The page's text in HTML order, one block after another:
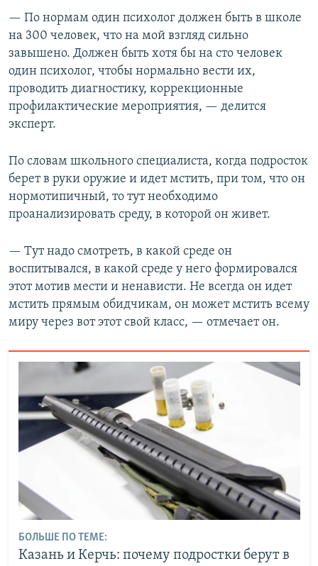
— По нормам один психолог должен быть в школе
на 300 человек, что на мой взгляд сильно
завышено. Должен быть хотя бы на сто человек
один психолог, чтобы нормально вести их,
проводить диагностику, коррекционные
профилактические мероприятия, — делится
эксперт.
По словам школьного специалиста, когда подросток
берет в руки оружие и идет мстить, при том, что он
нормотипичный, то тут необходимо
проанализировать среду, в которой он живет.
— Тут надо смотреть, в какой среде он
воспитывался, в какой среде у него формировался
этот мотив мести и ненависти. Не всегда он идет
мстить прямым обидчикам, он может мстить всему
миру через вот этот свой класс, — отмечает он.
БОЛЬШЕ ПО ТЕМЕ:
Казань и Керчь: почему подростки берут в